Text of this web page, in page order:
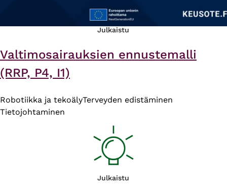
Julkaistu
Valtimosairauksien ennustemalli
(RRP, P4, I1)
Robotiikka ja tekoälyTerveyden edistäminen
Tietojohtaminen
Julkaistu